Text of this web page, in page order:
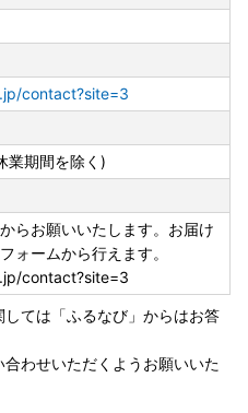
例申請窓口
特例制度の手続きをスマホ
about
紹介しておりますのでご確
了するオンラインワンスト
。
情報の保護は遷移先サイト
contact?site=3
業期間を除く)
らお願いいたします。お届け
ォームから行えます。
contact?site=3
ては「ふるなび」からはお答
わせいただくようお願いいた